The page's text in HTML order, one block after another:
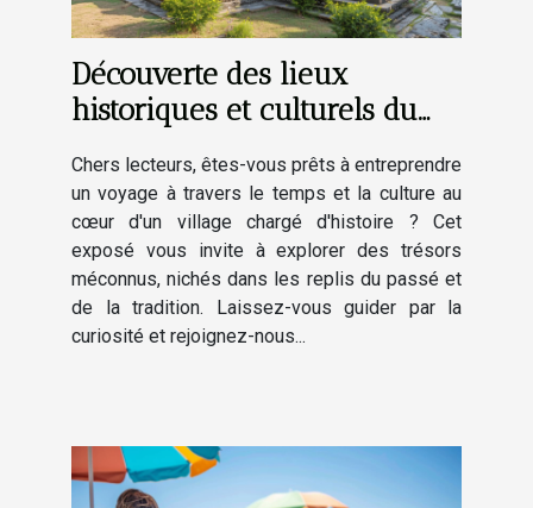
Découverte des lieux
historiques et culturels du
Chers lecteurs, êtes-vous prêts à entreprendre
un voyage à travers le temps et la culture au
cœur d'un village chargé d'histoire ? Cet
exposé vous invite à explorer des trésors
méconnus, nichés dans les replis du passé et
de la tradition. Laissez-vous guider par la
curiosité et rejoignez-nous...